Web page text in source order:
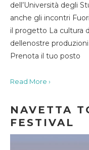
dell’Università degli
anche gli incontri
il progetto La cultura
dellenostre
Prenota il tuo posto
Read More ›
NAVETTA
FESTIVAL